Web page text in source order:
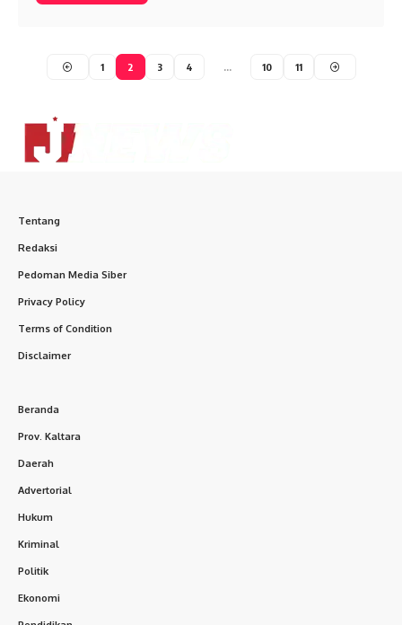
1 2 3 4 … 10 11
Tentang
Redaksi
Pedoman Media Siber
Privacy Policy
Terms of Condition
Disclaimer
Beranda
Prov. Kaltara
Daerah
Advertorial
Hukum
Kriminal
Politik
Ekonomi